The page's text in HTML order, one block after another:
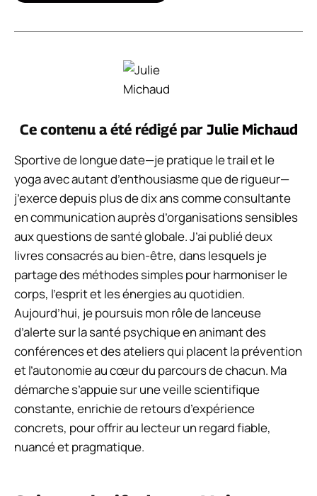
Ce contenu a été rédigé par Julie Michaud
Sportive de longue date—je pratique le trail et le
yoga avec autant d’enthousiasme que de rigueur—
j’exerce depuis plus de dix ans comme consultante
en communication auprès d’organisations sensibles
aux questions de santé globale. J’ai publié deux
livres consacrés au bien-être, dans lesquels je
partage des méthodes simples pour harmoniser le
corps, l’esprit et les énergies au quotidien.
Aujourd’hui, je poursuis mon rôle de lanceuse
d’alerte sur la santé psychique en animant des
conférences et des ateliers qui placent la prévention
et l’autonomie au cœur du parcours de chacun. Ma
démarche s’appuie sur une veille scientifique
constante, enrichie de retours d’expérience
concrets, pour offrir au lecteur un regard fiable,
nuancé et pragmatique.